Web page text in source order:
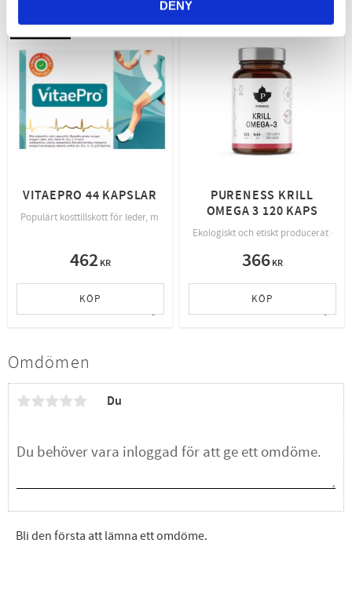
DENY
Omdömen
Du
Bli den första att lämna ett omdöme.
VITAEPRO 44 KAPSLAR
Populärt kosttillskott för leder, muskler och hjärta. Innehåller omega-3,
462KR
Lägg till i favoriter
KÖP
PURENESS KRILL
OMEGA 3 120 KAPS
Ekologiskt och etiskt producerat
366KR
KÖP